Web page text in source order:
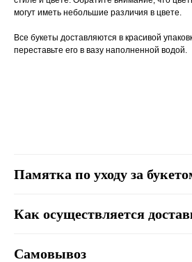
могут иметь небольшие различия в цвете.
Все букеты доставляются в красивой
переставьте его в вазу наполненной водой.
Памятка по уходу за
Как осуществляется
Самовывоз